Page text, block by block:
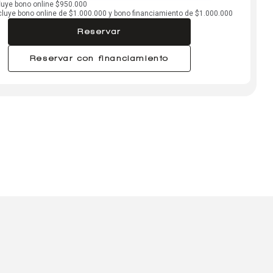
bono online $950.000
bono online de $1.000.000 y bono financiamiento de $1.000.000
Reservar
Reservar con financiamiento